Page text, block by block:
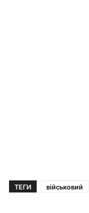
ТЕГИ військовий